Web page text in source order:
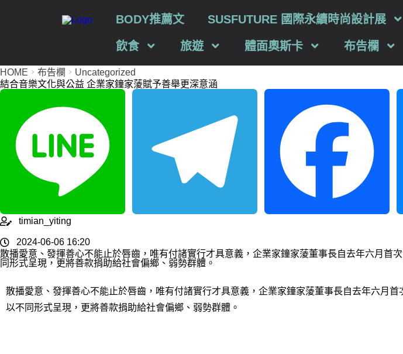
BODY推薦文 SUSFUTURE 國際永續時尚設計展
飲食 旅遊 體面奧斯卡 布告欄
HOME 布告欄
Uncategorized
結合音樂文化與公益 企業家鐘家蔆賦予善舉更深意涵
Line Telegram Facebook
timian_yiting
2024-06-06 16:20
散播愛意、發揮善心不能止於唇齒，唯有付諸實行才具意義，企業家鐘家蔆董事長自去年六月
同形式呈現，更將善款捐助給社會偏鄉、弱勢群體。
散播愛意、發揮善心不能止於唇齒，唯有付諸實行才具意義，企業家鐘家蔆董事長自去年六月
以不同形式呈現，更將善款捐助給社會偏鄉、弱勢群體。